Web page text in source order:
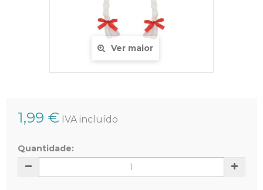
Ver maior
1,99 € IVA incluído
Quantidade: